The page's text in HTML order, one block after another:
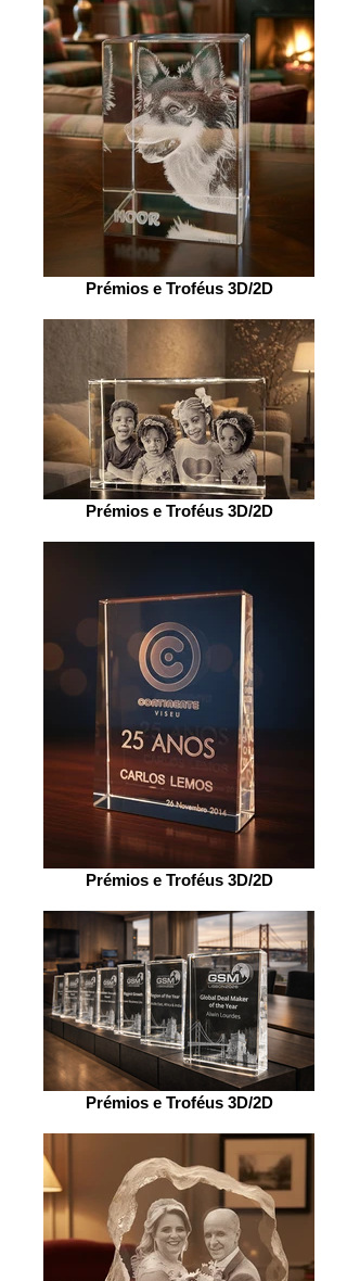
Prémios e Troféus 3D/2D
Prémios e Troféus 3D/2D
Prémios e Troféus 3D/2D
Prémios e Troféus 3D/2D